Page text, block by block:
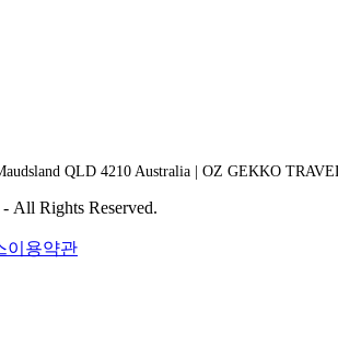
QLD 4210 Australia | OZ GEKKO
All Rights Reserved.
이용약관